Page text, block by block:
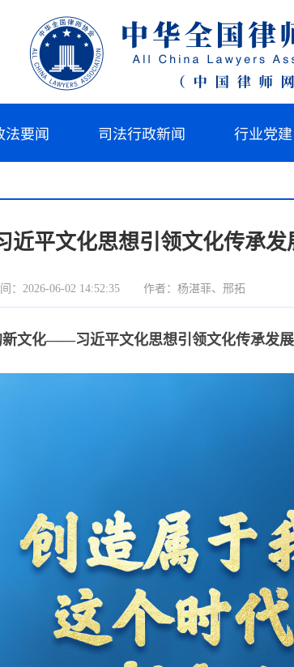
法要闻 司法行政新闻 行业党建
近平文化思想引领文化传承发
：2026-06-02 14:52:35 作者：杨湛菲、邢拓
文化——习近平文化思想引领文化传承发